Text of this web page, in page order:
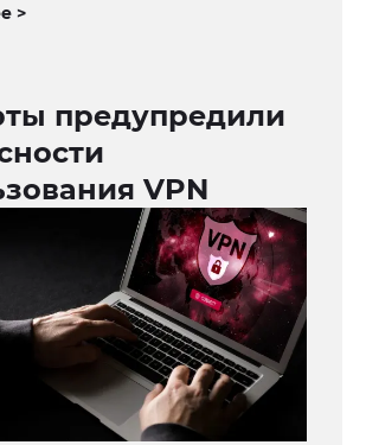
>
предупредили
VPN